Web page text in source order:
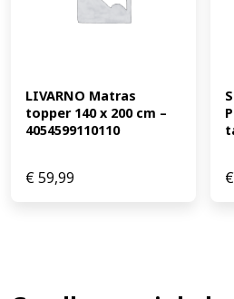
LIVARNO Matras
topper 140 x 200 cm –
4054599110110
€59,99 €